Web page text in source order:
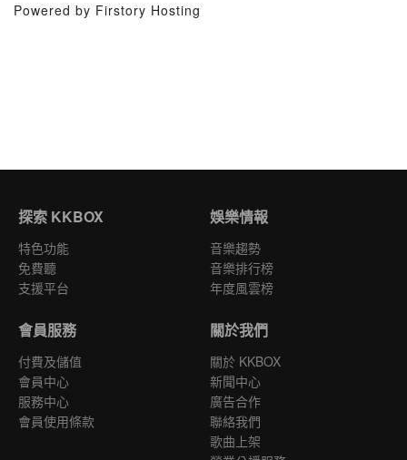
Powered by Firstory Hosting
探索 KKBOX
特色功能
免費聽
支援平台
娛樂情報
音樂趨勢
音樂排行榜
年度風雲榜
會員服務
付費及儲值
會員中心
服務中心
會員使用條款
關於我們
關於 KKBOX
新聞中心
廣告合作
聯絡我們
歌曲上架